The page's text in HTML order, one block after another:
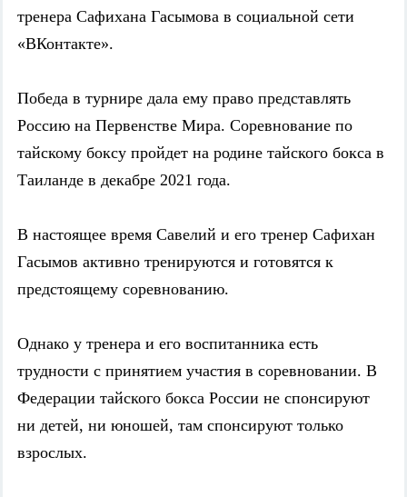
тренера Сафихана Гасымова в социальной сети
«ВКонтакте».
Победа в турнире дала ему право представлять
Россию на Первенстве Мира. Соревнование по
тайскому боксу пройдет на родине тайского бокса в
Таиланде в декабре 2021 года.
В настоящее время Савелий и его тренер Сафихан
Гасымов активно тренируются и готовятся к
предстоящему соревнованию.
Однако у тренера и его воспитанника есть
трудности с принятием участия в соревновании. В
Федерации тайского бокса России не спонсируют
ни детей, ни юношей, там спонсируют только
взрослых.